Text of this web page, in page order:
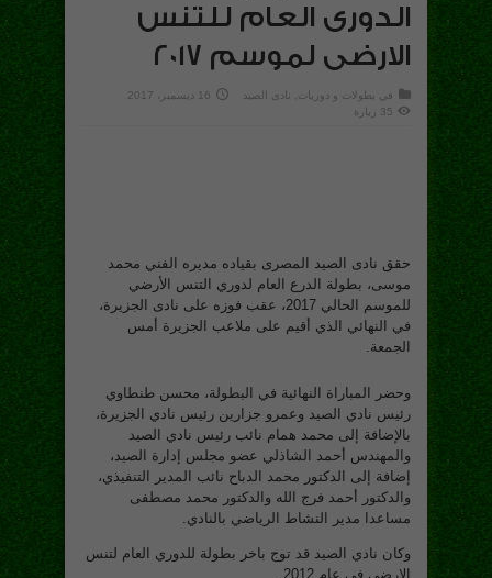
الدورى العام للتنس
الارضى لموسم 2017
في بطولات و دوريات نادى الصيد
16 ديسمبر، 2017
35 زيارة
حقق نادى الصيد المصرى بقياده مديره الفني محمد
موسى، بطولة الدرع العام لدوري التنس الأرضي
للموسم الحالي 2017، عقب فوزه على نادى الجزيرة،
في النهائي الذي أقيم على ملاعب الجزيرة أمس
الجمعة.
وحضر المباراة النهائية في البطولة، محسن طنطاوي
رئيس نادي الصيد وعمرو جزارين رئيس نادي الجزيرة،
بالإضافة إلى محمد همام نائب رئيس نادي الصيد
والمهندس أحمد الشاذلي عضو مجلس إدارة الصيد،
إضافة إلى الدكتور محمد الدباح نائب المدير التنفيذي،
والدكتور أحمد فرج الله والدكتور محمد مصطفى
مساعدا مدير النشاط الرياضي بالنادي.
وكان نادي الصيد قد توج باخر بطولة للدوري العام لتنس
الارضى في عام 2012.